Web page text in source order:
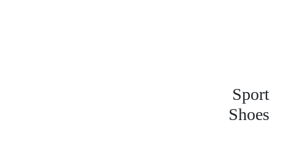
Sport
Shoes